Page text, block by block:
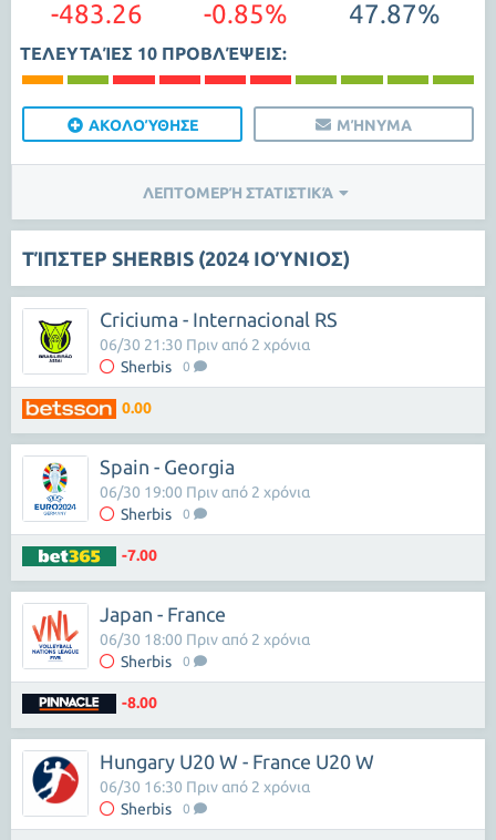
-483.26 -0.85% 47.87%
ΤΕΛΕΥΤΑΊΕΣ 10 ΠΡΟΒΛΈΨΕΙΣ:
ΑΚΟΛΟΎΘΗΣΕ ΜΉΝΥΜΑ
ΛΕΠΤΟΜΕΡΉ ΣΤΑΤΙΣΤΙΚΆ
ΤΊΠΣΤΕΡ SHERBIS (2024 ΙΟΎΝΙΟΣ)
Criciuma - Internacional RS
Sherbis 0
06/30 21:30 Πριν από 2 χρόνια
0.00
Spain - Georgia
Sherbis 0
06/30 19:00 Πριν από 2 χρόνια
-7.00
Japan - France
Sherbis 0
06/30 18:00 Πριν από 2 χρόνια
-8.00
Hungary U20 W - France U20 W
Sherbis 0
06/30 16:30 Πριν από 2 χρόνια